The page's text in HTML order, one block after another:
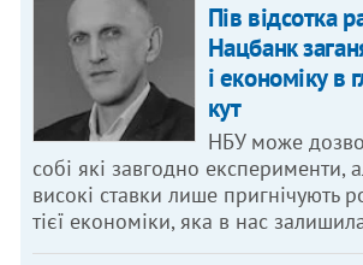
Пів відсотка
Нацбанк
і економіку в
кут
НБУ може
собі які завгодно експерименти,
високі ставки лише пригнічують
тієї економіки, яка в нас